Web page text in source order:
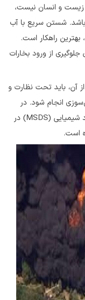
و انسان نیست،
شستن سریع با آب
راهکار است.
جلوگیری از ورود بخارات
آن، باید تحت نظارت و
انجام شود. در
نظر داشته باشید در برگه دستورالعمل مواد شیمیایی (MSDS) در
است.